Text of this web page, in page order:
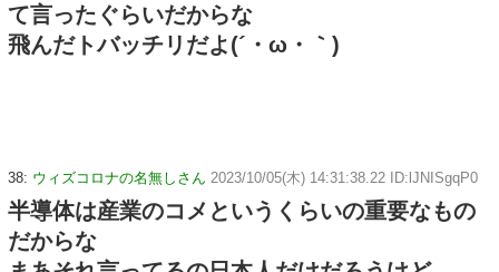
て言ったぐらいだからな
飛んだトバッチリだよ(´・ω・｀)
38: ウィズコロナの名無しさん 2023/10/05(木) 14:31:38.22 ID:lJNISgqP0
半導体は産業のコメというくらいの重要なもの
だからな